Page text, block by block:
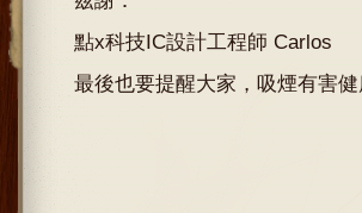
點x科技IC設計工程師 Carlos
最後也要提醒大家，吸煙有害健